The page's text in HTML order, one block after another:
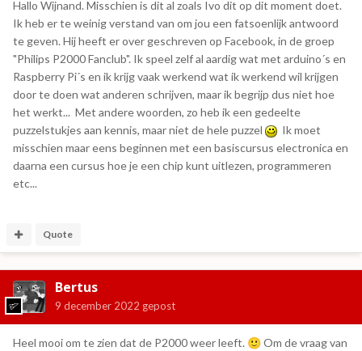
Hallo Wijnand. Misschien is dit al zoals Ivo dit op dit moment doet.
Ik heb er te weinig verstand van om jou een fatsoenlijk antwoord
te geven. Hij heeft er over geschreven op Facebook, in de groep
"Philips P2000 Fanclub". Ik speel zelf al aardig wat met arduino´s en
Raspberry Pi´s en ik krijg vaak werkend wat ik werkend wil krijgen
door te doen wat anderen schrijven, maar ik begrijp dus niet hoe
het werkt... Met andere woorden, zo heb ik een gedeelte
puzzelstukjes aan kennis, maar niet de hele puzzel
Ik moet
misschien maar eens beginnen met een basiscursus electronica en
daarna een cursus hoe je een chip kunt uitlezen, programmeren
etc...
Quote
Bertus
9 december 2022 gepost
Heel mooi om te zien dat de P2000 weer leeft. 🙂Om de vraag van